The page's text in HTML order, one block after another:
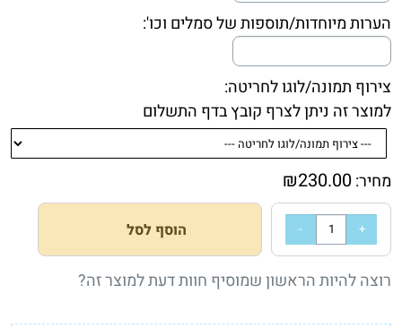
הערות מיוחדות/תוספות של סמלים וכו':
צירוף תמונה/לוגו לחריטה:
למוצר זה ניתן לצרף קובץ בדף התשלום
מחיר: ₪230.00
הוסף לסל
רוצה להיות הראשון שמוסיף חוות דעת למוצר זה?